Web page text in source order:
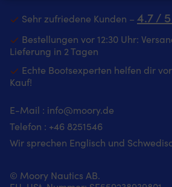
Sehr zufriedene Kunden – 4.7 /
Bestellungen vor 12:30 Uhr:
Lieferung in 2 Tagen
Echte Bootsexperten helfen dir
Kauf!
E-Mail : info@moory.de
Telefon : +46 8251546
Wir sprechen Englisch und
© Moory Nautics AB.